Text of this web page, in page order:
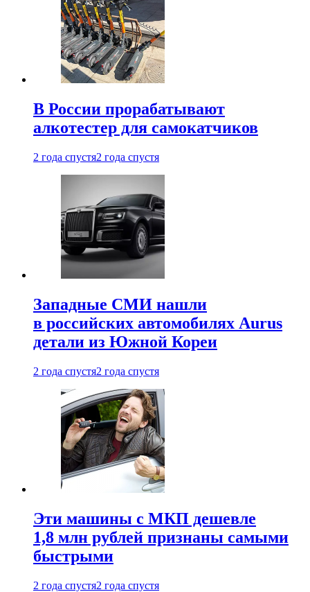
В России прорабатывают
алкотестер для самокатчиков
2 года спустя2 года спустя
Западные СМИ нашли
в российских автомобилях Aurus
детали из Южной Кореи
2 года спустя2 года спустя
Эти машины с МКП дешевле
1,8 млн рублей признаны самыми
быстрыми
2 года спустя2 года спустя